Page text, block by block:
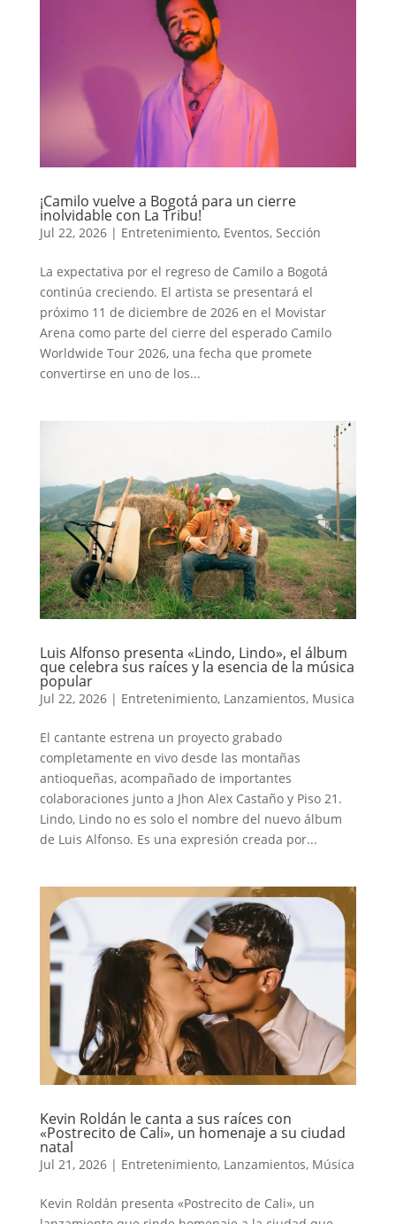
¡Camilo vuelve a Bogotá para un cierre
inolvidable con La Tribu!
Jul 22, 2026| Entretenimiento, Eventos, Sección
La expectativa por el regreso de Camilo a Bogotá
continúa creciendo. El artista se presentará el
próximo 11 de diciembre de 2026 en el Movistar
Arena como parte del cierre del esperado Camilo
Worldwide Tour 2026, una fecha que promete
convertirse en uno de los...
Luis Alfonso presenta «Lindo, Lindo», el álbum
que celebra sus raíces y la esencia de la música
popular
Jul 22, 2026| Entretenimiento, Lanzamientos, Musica
El cantante estrena un proyecto grabado
completamente en vivo desde las montañas
antioqueñas, acompañado de importantes
colaboraciones junto a Jhon Alex Castaño y Piso 21.
Lindo, Lindo no es solo el nombre del nuevo álbum
de Luis Alfonso. Es una expresión creada por...
Kevin Roldán le canta a sus raíces con
«Postrecito de Cali», un homenaje a su ciudad
natal
Jul 21, 2026| Entretenimiento, Lanzamientos, Música
Kevin Roldán presenta «Postrecito de Cali», un